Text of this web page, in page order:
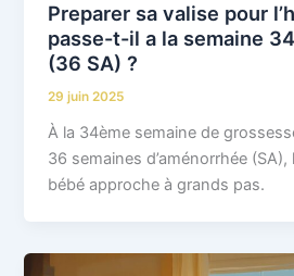
Preparer sa valise pour
passe-t-il a la semaine
(36 SA) ?
29 juin 2025
À la 34ème semaine de
36 semaines d’aménorrhée (SA),
bébé approche à grands pas.